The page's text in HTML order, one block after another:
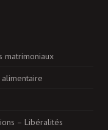
matrimoniaux
alimentaire
– Libéralités